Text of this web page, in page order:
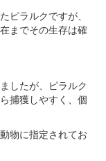
ピラルクですが、
までその生存は確
したが、ピラルク
捕獲しやすく、個
物に指定されてお